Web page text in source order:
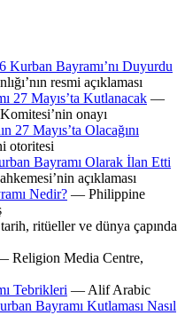
Kurban Bayramı’nı Duyurdu
resmi açıklaması
27 Mayıs’ta Kutlanacak —
onayı
27 Mayıs’ta Olacağını
otoritesi
Bayramı Olarak İlan Etti
açıklaması
Nedir? — Philippine
ritüeller ve dünya çapında
Religion Media Centre,
Tebrikleri — Alif Arabic
Bayramı Kutlaması Nasıl